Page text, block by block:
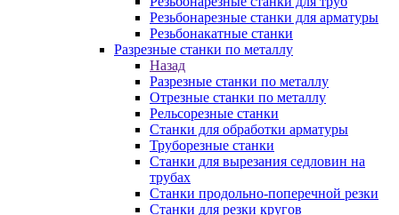
Резьбонарезные станки для арматуры
Резьбонакатные станки
Разрезные станки по металлу
Назад
Разрезные станки по металлу
Отрезные станки по металлу
Рельсорезные станки
Станки для обработки арматуры
Труборезные станки
Станки для вырезания седловин на
трубаx
Станки продольно-поперечной резки
Станки для резки кругов